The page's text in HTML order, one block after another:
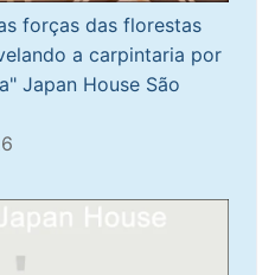
forças das florestas
a carpintaria por
Japan House São